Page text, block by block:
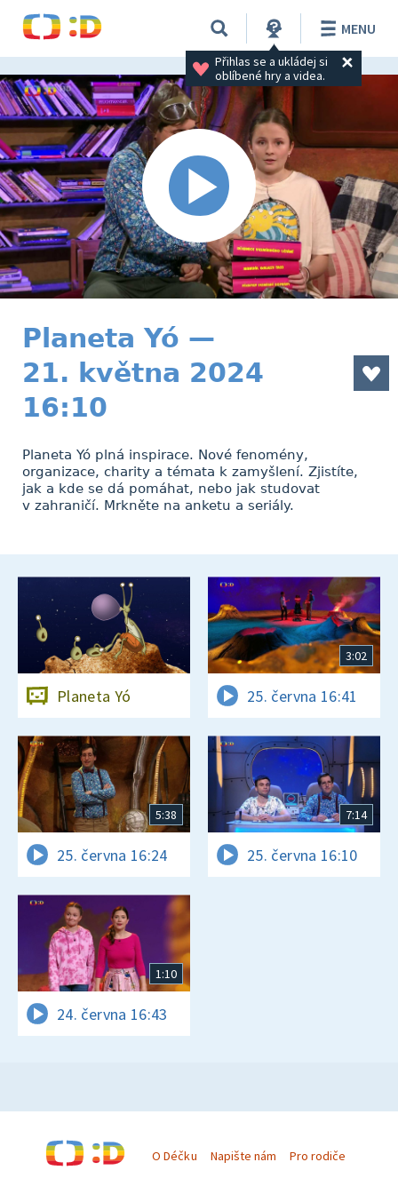
Přihlas se a ukládej si
oblíbené hry a videa.
MENU
Planeta Yó —
21. května 2024
16:10
Planeta Yó plná inspirace. Nové fenomény,
organizace, charity a témata k zamyšlení. Zjistíte,
jak a kde se dá pomáhat, nebo jak studovat
v zahraničí. Mrkněte na anketu a seriály.
Planeta Yó
3:02
25. června 16:41
5:38
25. června 16:24
7:14
25. června 16:10
1:10
24. června 16:43
O Déčku Napište nám Pro rodiče